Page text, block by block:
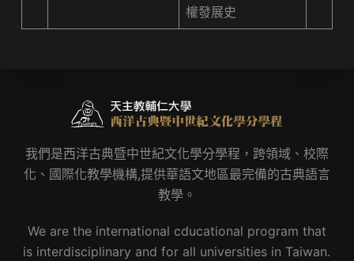
權發展史
我們是西洋古典暨中世紀文化學分學程，跨領域、校際
化、國際化教學機構,提供華語文地區最完備的古典語言
教學。
We are the international cducational program that
is interdisciplinary and for all universities in Taiwan.